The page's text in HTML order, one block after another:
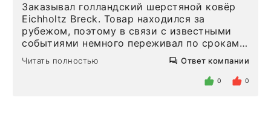
Заказывал голландский шерстяной ковёр
Eichholtz Breck. Товар находился за
рубежом, поэтому в связи с известными
событиями немного переживал по срокам.
Но homeadore привезли ровно в
определенное в договоре время, без
Читать полностью Ответ компании
0 0